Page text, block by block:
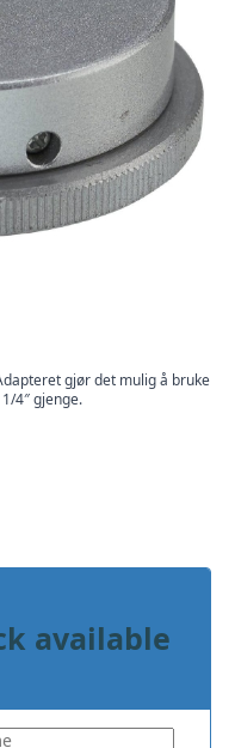
gjør det mulig å bruke
4″ gjenge.
available